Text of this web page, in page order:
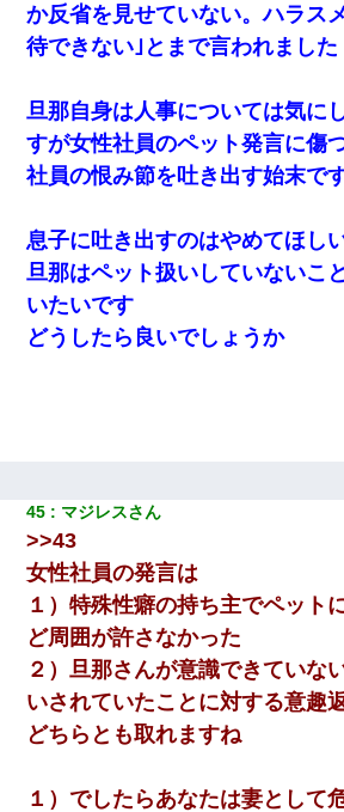
か反省を見せていない。ハラス
待できない｣とまで言われました
旦那自身は人事については気に
すが女性社員のペット発言に傷
社員の恨み節を吐き出す始末で
息子に吐き出すのはやめてほし
旦那はペット扱いしていないこ
いたいです
どうしたら良いでしょうか
45 マジレスさん
>>43
女性社員の発言は
１）特殊性癖の持ち主でペット
ど周囲が許さなかった
２）旦那さんが意識できていな
いされていたことに対する意趣
どちらとも取れますね
１）でしたらあなたは妻として